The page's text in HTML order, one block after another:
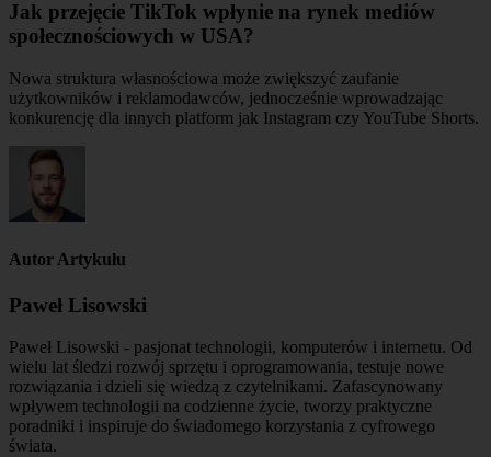
Jak przejęcie TikTok wpłynie na rynek mediów
społecznościowych w USA?
Nowa struktura własnościowa może zwiększyć zaufanie
użytkowników i reklamodawców, jednocześnie wprowadzając
konkurencję dla innych platform jak Instagram czy YouTube Shorts.
Autor Artykułu
Paweł Lisowski
Paweł Lisowski - pasjonat technologii, komputerów i internetu. Od
wielu lat śledzi rozwój sprzętu i oprogramowania, testuje nowe
rozwiązania i dzieli się wiedzą z czytelnikami. Zafascynowany
wpływem technologii na codzienne życie, tworzy praktyczne
poradniki i inspiruje do świadomego korzystania z cyfrowego
świata.